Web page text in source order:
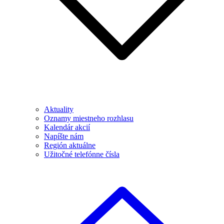
Aktuality
Oznamy miestneho rozhlasu
Kalendár akcií
Napíšte nám
Región aktuálne
Užitočné telefónne čísla